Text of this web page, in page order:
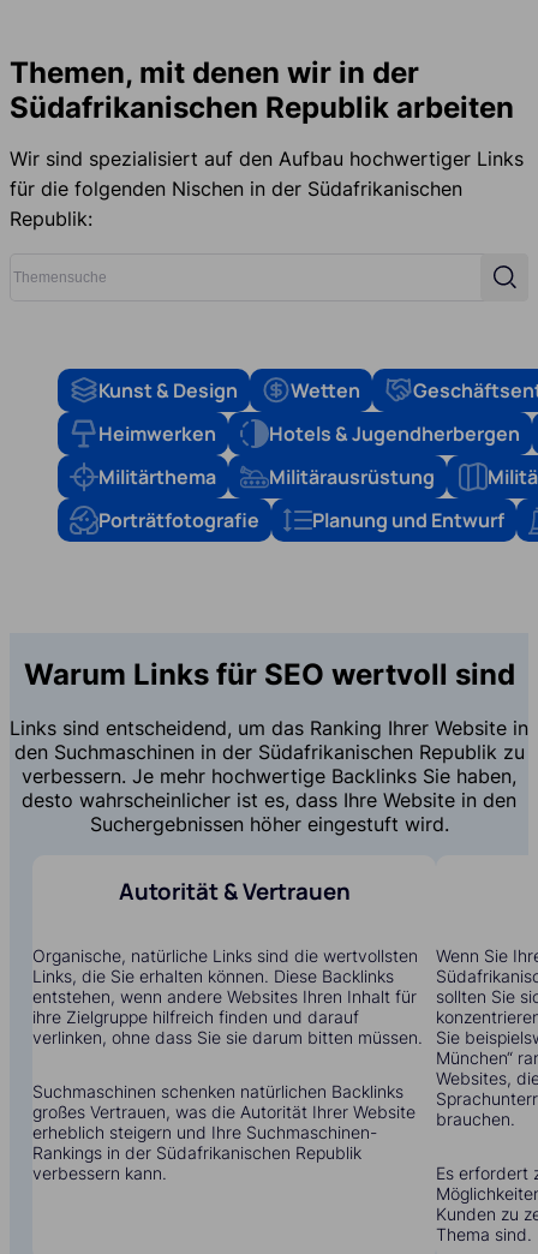
Themen, mit denen wir in der
Südafrikanischen Republik arbeiten
Wir sind spezialisiert auf den Aufbau hochwertiger Links
für die folgenden Nischen in der Südafrikanischen
Republik:
Kunst & Design Wetten
Heimwerken
Hotels & Jugendherbergen
Militärthema
Militärausrüstung
Porträtfotografie
Planung und Entwurf
Warum Links für SEO wertvoll sind
Links sind entscheidend, um das Ranking Ihrer Website in
den Suchmaschinen in der Südafrikanischen Republik zu
verbessern. Je mehr hochwertige Backlinks Sie haben,
desto wahrscheinlicher ist es, dass Ihre Website in den
Suchergebnissen höher eingestuft wird.
Autorität & Vertrauen
Organische, natürliche Links sind die wertvollsten
Links, die Sie erhalten können. Diese Backlinks
entstehen, wenn andere Websites Ihren Inhalt für
ihre Zielgruppe hilfreich finden und darauf
verlinken, ohne dass Sie sie darum bitten müssen.
Suchmaschinen schenken natürlichen Backlinks
großes Vertrauen, was die Autorität Ihrer Website
erheblich steigern und Ihre Suchmaschinen-
Rankings in der Südafrikanischen Republik
verbessern kann.
Wenn Sie
sollten Sie
Sie
München“
Websites,
brauchen.
Es erfordert
Kunden zu
Thema sind.